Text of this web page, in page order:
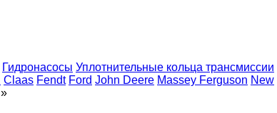
Гидронасосы Уплотнительные кольца трансмиссии
Claas Fendt Ford John Deere Massey Ferguson New
»